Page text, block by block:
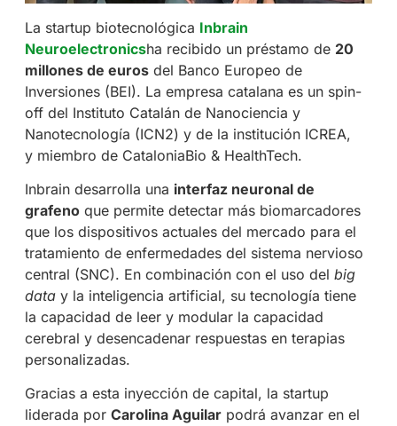
La startup biotecnológica Inbrain
Neuroelectronicsha recibido un préstamo de 20
millones de eurosdel Banco Europeo de
Inversiones (BEI). La empresa catalana es un spin-
off del Instituto Catalán de Nanociencia y
Nanotecnología (ICN2) y de la institución ICREA,
y miembro de CataloniaBio & HealthTech.
Inbrain desarrolla una interfaz neuronal de
grafenoque permite detectar más biomarcadores
que los dispositivos actuales del mercado para el
tratamiento de enfermedades del sistema nervioso
central (SNC). En combinación con el uso del big
datay la inteligencia artificial, su tecnología tiene
la capacidad de leer y modular la capacidad
cerebral y desencadenar respuestas en terapias
personalizadas.
Gracias a esta inyección de capital, la startup
liderada por Carolina Aguilarpodrá avanzar en el